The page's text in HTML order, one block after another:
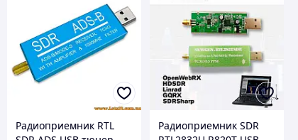
Радиоприемник RTL
Радиоприемник SDR